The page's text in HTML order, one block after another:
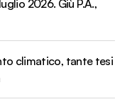
2026. Giù P.A.,
climatico, tante tesi